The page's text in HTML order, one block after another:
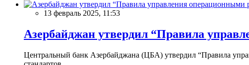
13 февраль 2025, 11:53
Азербайджан утвердил “Правила
Центральный банк Азербайджана (ЦБА) утвердил “Правила